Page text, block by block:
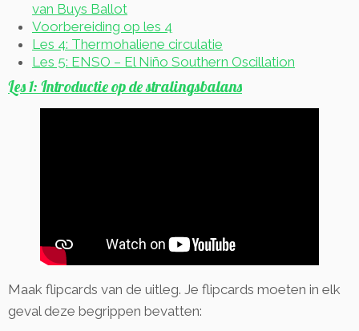
van Buys Ballot
Voorbereiding op les 4
Les 4: Thermohaliene circulatie
Les 5: ENSO – El Niño Southern Oscillation
Les 1: Introductie op de stralingsbalans
Maak flipcards van de uitleg. Je flipcards moeten in elk
geval deze begrippen bevatten: